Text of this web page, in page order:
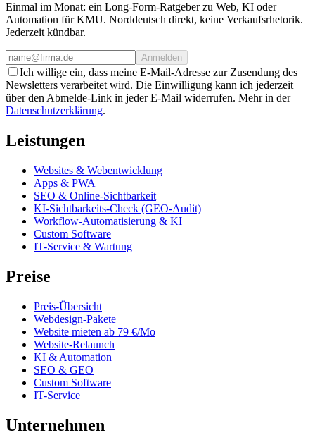
Einmal im Monat: ein Long-Form-Ratgeber zu Web, KI oder
Automation für KMU. Norddeutsch direkt, keine Verkaufsrhetorik.
Jederzeit kündbar.
Anmelden
Ich willige ein, dass meine E-Mail-Adresse zur Zusendung des
Newsletters verarbeitet wird. Die Einwilligung kann ich jederzeit
über den Abmelde-Link in jeder E-Mail widerrufen. Mehr in der
Datenschutzerklärung.
Leistungen
Websites & Webentwicklung
Apps & PWA
SEO & Online-Sichtbarkeit
KI-Sichtbarkeits-Check (GEO-Audit)
Workflow-Automatisierung & KI
Custom Software
IT-Service & Wartung
Preise
Preis-Übersicht
Webdesign-Pakete
Website mieten ab 79 €/Mo
Website-Relaunch
KI & Automation
SEO & GEO
Custom Software
IT-Service
Unternehmen